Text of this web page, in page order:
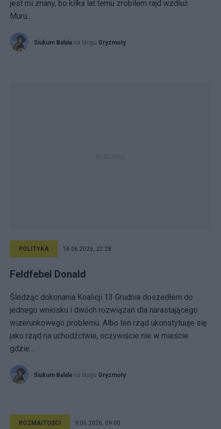
jest mi znany, bo kilka lat temu zrobiłem rajd wzdłuż
Muru...
Siukum Balala na blogu Gryzmoły
POLITYKA 18.06.2026, 22:28
Feldfebel Donald
Śledząc dokonania Koalicji 13 Grudnia doszedłem do
jednego wniosku i dwóch rozwiązań dla narastającego
wizerunkowego problemu. Albo ten rząd ukonstytuuje się
jako rząd na uchodźctwie, oczywiście nie w mieście
gdzie...
Siukum Balala na blogu Gryzmoły
ROZMAITOŚCI 9.06.2026, 09:00